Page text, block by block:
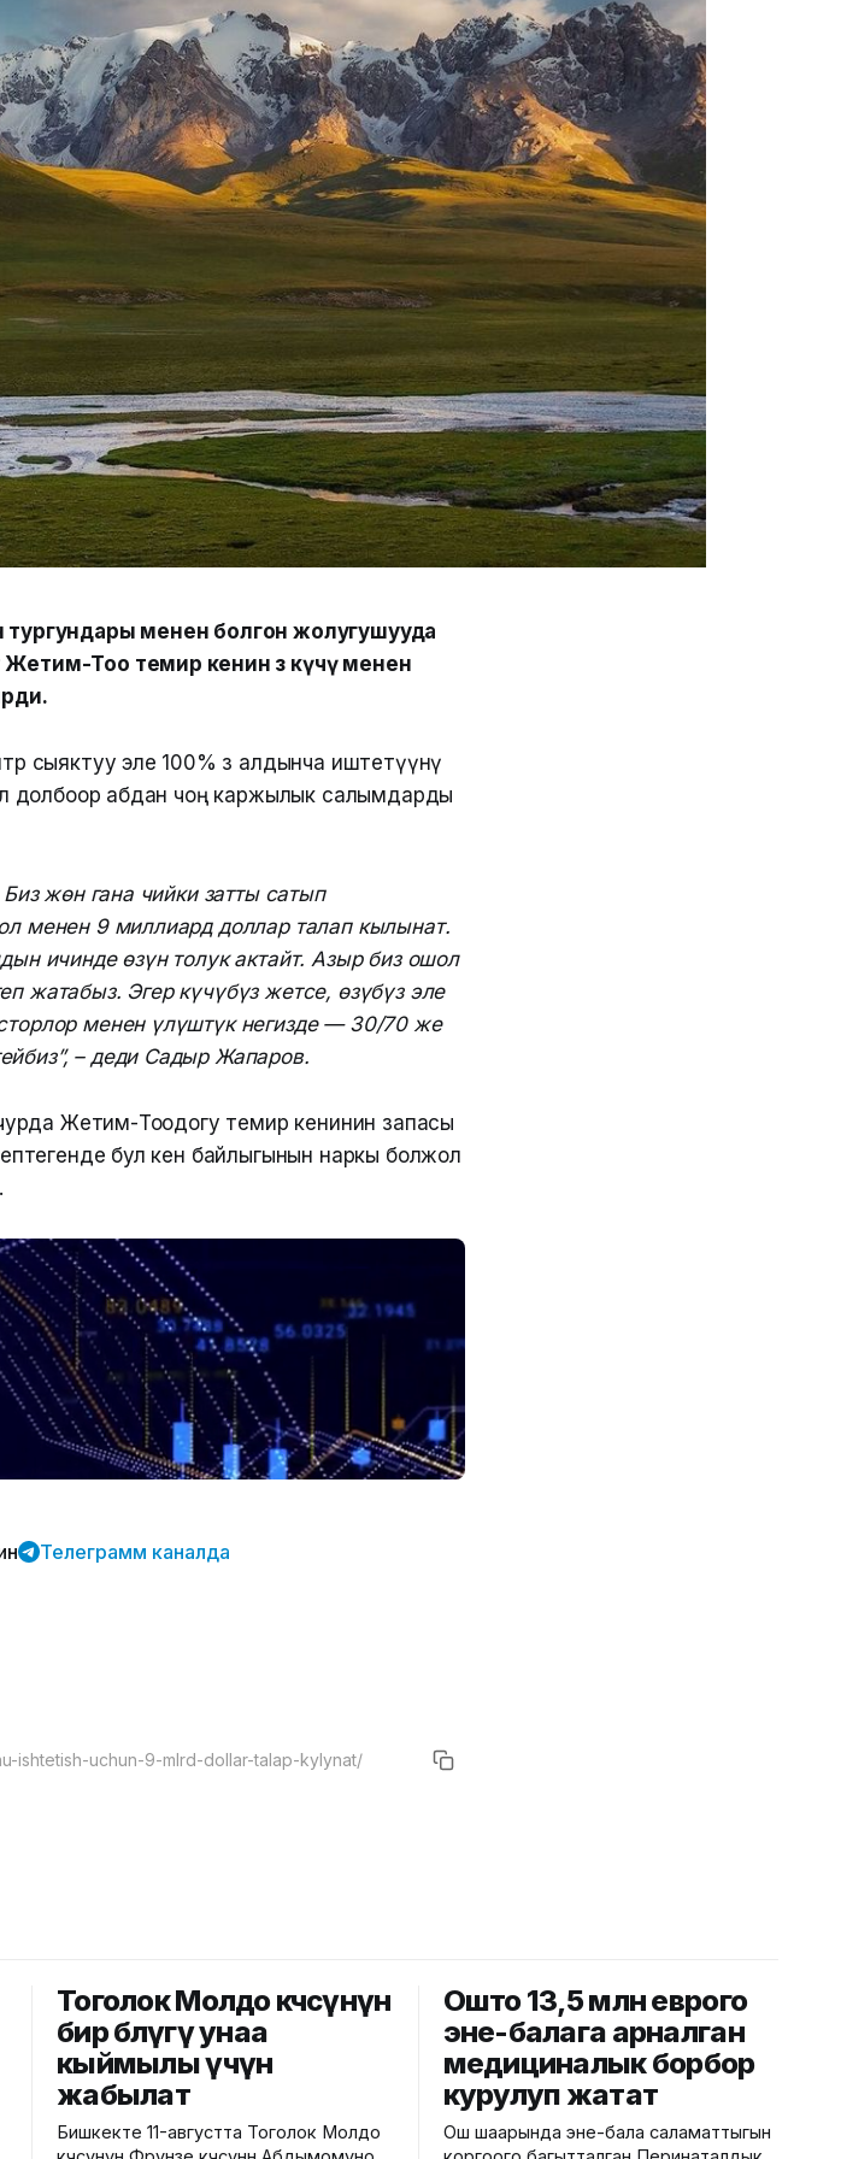
менен болгон жолугушууда
Тоо темир кенин өз күчү менен
сыяктуу эле 100% өз алдынча иштетүүнү
долбоор абдан чоң каржылык салымдарды
жөн гана чийки затты сатып
менен 9 миллиард доллар талап кылынат.
ичинде өзүн толук актайт. Азыр биз ошол
жатабыз. Эгер күчүбүз жетсе, өзүбүз эле
менен үлүштүк негизде — 30/70 же
– деди Садыр Жапаров.
Жетим-Тоодогу темир кенинин запасы
бул кен байлыгынын наркы болжол
Телеграмм каналда
Тоголок Молдо көчөсүнүн
бир бөлүгү унаа
кыймылы үчүн
жабылат
Бишкекте 11-августта Тоголок Молдо
Ошто 13,5 млн еврого
эне-балага арналган
медициналык борбор
курулуп жатат
Ош шаарында эне-бала саламаттыгын